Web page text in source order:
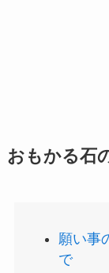
おもかる石
願い事
で